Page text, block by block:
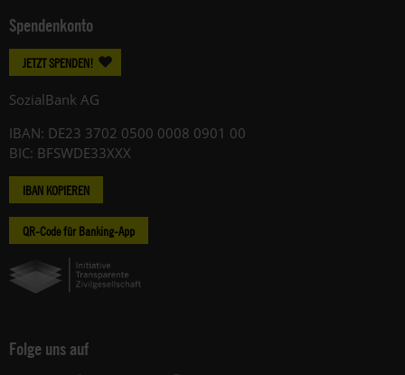
Spendenkonto
JETZT SPENDEN!
SozialBank AG
IBAN: DE23 3702 0500 0008 0901 00
BIC: BFSWDE33XXX
IBAN KOPIEREN
QR-Code für Banking-App
Folge uns auf